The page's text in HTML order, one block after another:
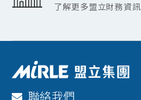
了解更多盟立財務資訊
聯絡我們